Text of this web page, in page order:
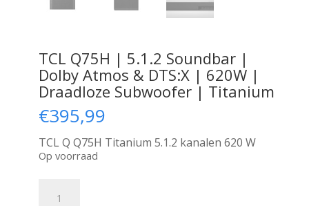
TCL Q75H | 5.1.2 Soundbar |
Dolby Atmos & DTS:X | 620W |
Draadloze Subwoofer | Titanium
€395,99
TCL Q Q75H Titanium 5.1.2 kanalen 620 W
Op voorraad
Q75H